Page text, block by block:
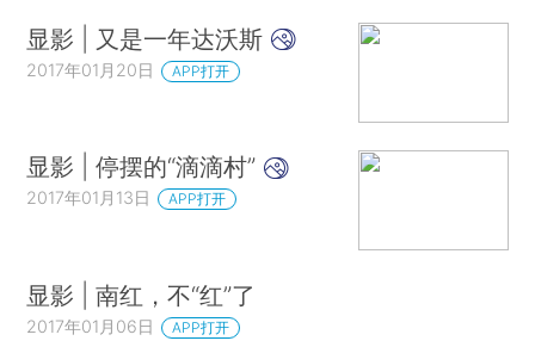
显影 | 又是一年达沃斯
2017年01月20日 APP打开
显影 | 停摆的“滴滴村”
2017年01月13日 APP打开
显影 | 南红，不“红”了
2017年01月06日 APP打开